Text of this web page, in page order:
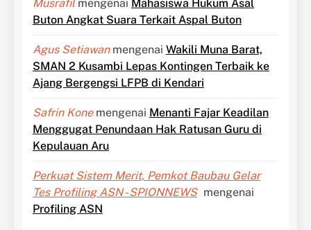
Musrafilmengenai Mahasiswa Hukum Asal
Buton Angkat Suara Terkait Aspal Buton
Agus Setiawanmengenai Wakili Muna Barat,
SMAN 2 Kusambi Lepas Kontingen Terbaik ke
Ajang Bergengsi LFPB di Kendari
Safrin Konemengenai Menanti Fajar Keadilan
Menggugat Penundaan Hak Ratusan Guru di
Kepulauan Aru
Perkuat Sistem Merit, Pemkot Baubau Gelar
Tes Profiling ASN - SPIONNEWS mengenai
Profiling ASN